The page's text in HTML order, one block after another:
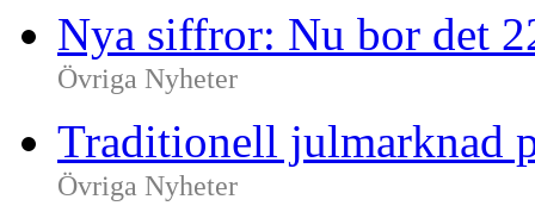
Nya siffror: Nu bor det
Övriga Nyheter
Traditionell julmarknad
Övriga Nyheter